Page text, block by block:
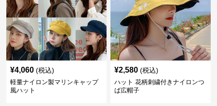
¥4,060 (税込)
軽量ナイロン製マリンキャップ
風ハット
¥2,580 (税込)
ハット 花柄刺繍付きナイロンつ
ば広帽子